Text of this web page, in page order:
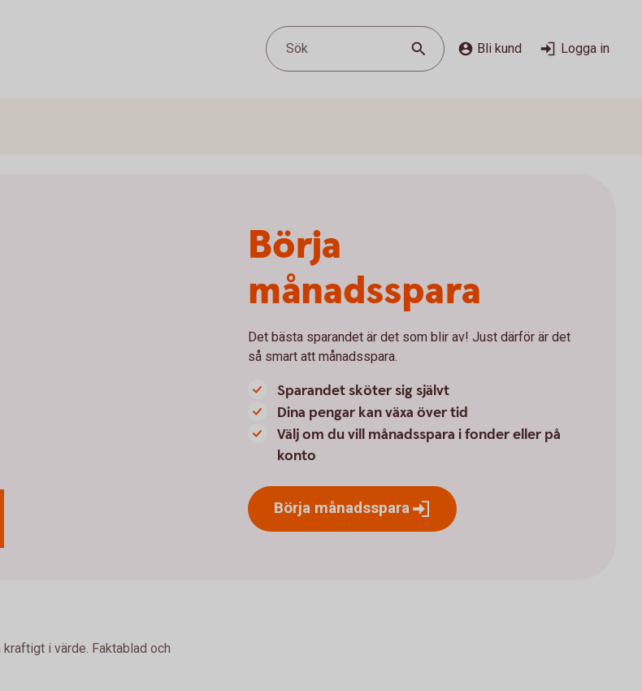
Sök Bli kund Logga in
Börja
månadsspara
Det bästa sparandet är det som blir av! Just därför är det
så smart att månadsspara.
Sparandet sköter sig självt
Dina pengar kan växa över tid
Välj om du vill månadsspara i fonder eller på
konto
Börja månadsspara
i värde. Faktablad och